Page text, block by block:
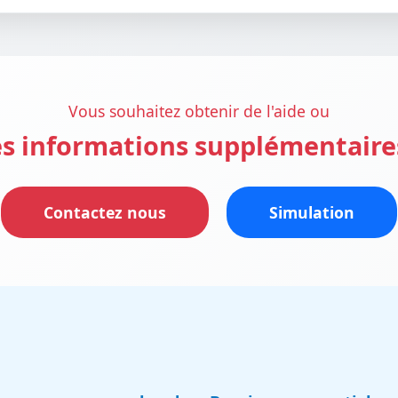
Vous souhaitez obtenir de l'aide ou
informations
Contactez nous Simulation